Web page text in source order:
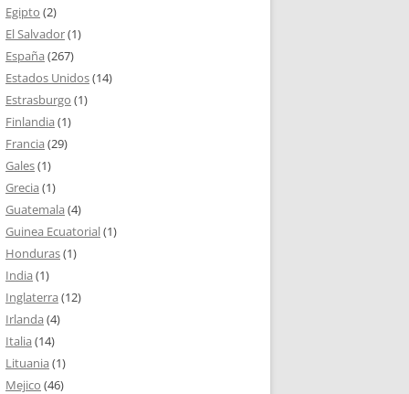
Egipto (2)
El Salvador(1)
España (267)
Estados Unidos(14)
Estrasburgo (1)
Finlandia (1)
Francia (29)
Gales(1)
Grecia (1)
Guatemala (4)
Guinea Ecuatorial(1)
Honduras(1)
India (1)
Inglaterra (12)
Irlanda (4)
Italia (14)
Lituania (1)
Mejico (46)